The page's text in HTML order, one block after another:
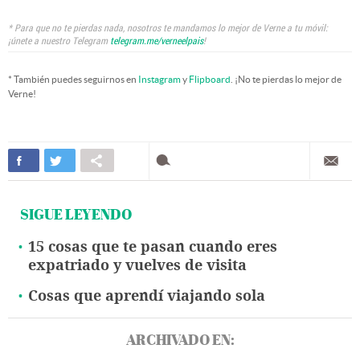
* Para que no te pierdas nada, nosotros te mandamos lo mejor de Verne a tu móvil:
¡únete a nuestro Telegramtelegram.me/verneelpais!
* También puedes seguirnos en Instagramy Flipboard . ¡No te pierdas lo mejor de
Verne!
SIGUE LEYENDO
15 cosas que te pasan cuando eres
expatriado y vuelves de visita
Cosas que aprendí viajando sola
ARCHIVADO EN: